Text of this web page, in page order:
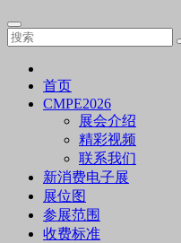
首页
CMPE2026
展会介绍
精彩视频
联系我们
新消费电子展
展位图
参展范围
收费标准